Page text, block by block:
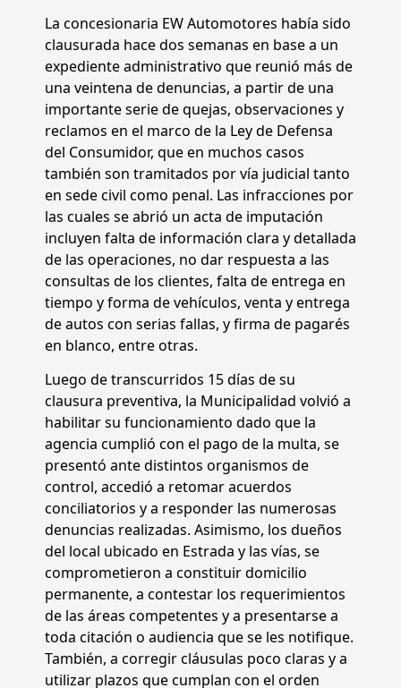
La concesionaria EW Automotores había sido
clausurada hace dos semanas en base a un
expediente administrativo que reunió más de
una veintena de denuncias, a partir de una
importante serie de quejas, observaciones y
reclamos en el marco de la Ley de Defensa
del Consumidor, que en muchos casos
también son tramitados por vía judicial tanto
en sede civil como penal. Las infracciones por
las cuales se abrió un acta de imputación
incluyen falta de información clara y detallada
de las operaciones, no dar respuesta a las
consultas de los clientes, falta de entrega en
tiempo y forma de vehículos, venta y entrega
de autos con serias fallas, y firma de pagarés
en blanco, entre otras.
Luego de transcurridos 15 días de su
clausura preventiva, la Municipalidad volvió a
habilitar su funcionamiento dado que la
agencia cumplió con el pago de la multa, se
presentó ante distintos organismos de
control, accedió a retomar acuerdos
conciliatorios y a responder las numerosas
denuncias realizadas. Asimismo, los dueños
del local ubicado en Estrada y las vías, se
comprometieron a constituir domicilio
permanente, a contestar los requerimientos
de las áreas competentes y a presentarse a
toda citación o audiencia que se les notifique.
También, a corregir cláusulas poco claras y a
utilizar plazos que cumplan con el orden